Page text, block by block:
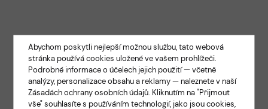
Abychom poskytli nejlepší možnou službu, tato webová
stránka používá cookies uložené ve vašem prohlížeči.
Podrobné informace o účelech jejich použití — včetně
analýzy, personalizace obsahu a reklamy — naleznete v naší
Zásadách ochrany osobních údajů . Kliknutím na "Přijmout
vše" souhlasíte s používáním technologií, jako jsou cookies,